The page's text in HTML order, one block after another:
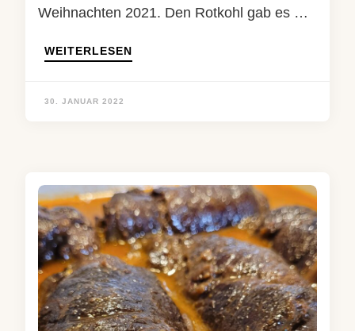
Weihnachten 2021. Den Rotkohl gab es …
WEITERLESEN
30. JANUAR 2022